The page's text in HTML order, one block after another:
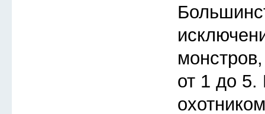
от 1 до